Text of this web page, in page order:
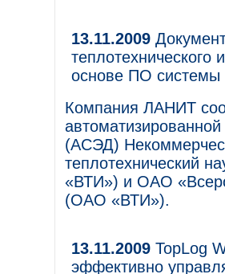
13.11.2009
теплотехнического
основе ПО системы
Компания ЛАНИТ
(АСЭД)
теплотехнический
«ВТИ») и ОАО
(ОАО «ВТИ»).
13.11.2009 TopLog
эффективно